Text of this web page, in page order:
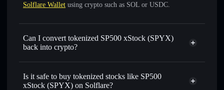
Solflare Wallet using crypto such as SOL or USDC.
Can I convert tokenized SP500 xStock (SPYX)
back into crypto?
SP500 xStock
swapped for
Is it safe to buy tokenized stocks like SP500
xStock (SPYX) on Solflare?